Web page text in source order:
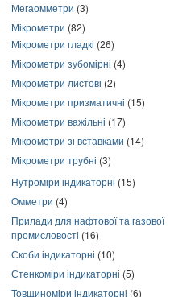
Мегаомметри (3)
Мікрометри (82)
Мікрометри гладкі (26)
Мікрометри зубомірні (4)
Мікрометри листові (2)
Мікрометри призматичні (15)
Мікрометри важільні (17)
Мікрометри зі вставками (14)
Мікрометри трубні (3)
Нутроміри індикаторні (15)
Омметри (4)
Прилади для нафтової та газової
промисловості (16)
Скоби індикаторні (10)
Стенкоміри індикаторні (5)
Товщиноміри індикаторні (6)